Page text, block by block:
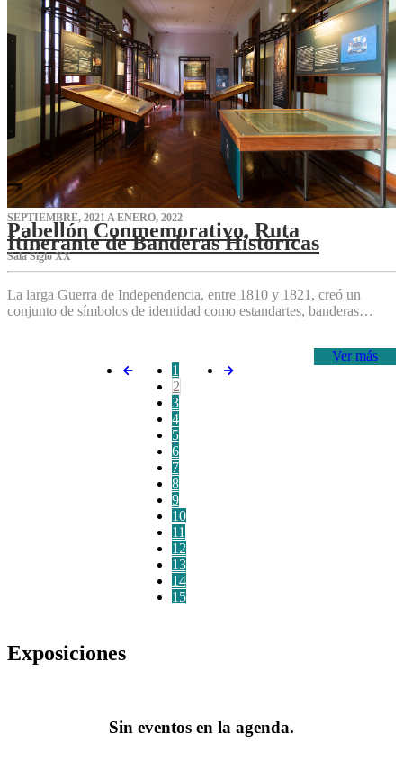
SEPTIEMBRE, 2021 A ENERO, 2022
Pabellón Conmemorativo, Ruta
Itinerante de Banderas Históricas
Sala Siglo XX
La larga Guerra de Independencia, entre 1810 y 1821, creó un
conjunto de símbolos de identidad como estandartes, banderas…
Ver más
1
2
3
4
5
6
7
8
9
10
11
12
13
14
15
Exposiciones
Sin eventos en la agenda.